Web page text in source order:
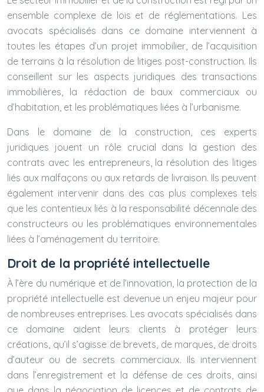
ensemble complexe de lois et de réglementations. Les
avocats spécialisés dans ce domaine interviennent à
toutes les étapes d’un projet immobilier, de l’acquisition
de terrains à la résolution de litiges post-construction. Ils
conseillent sur les aspects juridiques des transactions
immobilières, la rédaction de baux commerciaux ou
d’habitation, et les problématiques liées à l’urbanisme.
Dans le domaine de la construction, ces experts
juridiques jouent un rôle crucial dans la gestion des
contrats avec les entrepreneurs, la résolution des litiges
liés aux malfaçons ou aux retards de livraison. Ils peuvent
également intervenir dans des cas plus complexes tels
que les contentieux liés à la responsabilité décennale des
constructeurs ou les problématiques environnementales
liées à l’aménagement du territoire.
Droit de la propriété intellectuelle
À l’ère du numérique et de l’innovation, la protection de la
propriété intellectuelle est devenue un enjeu majeur pour
de nombreuses entreprises. Les avocats spécialisés dans
ce domaine aident leurs clients à protéger leurs
créations, qu’il s’agisse de brevets, de marques, de droits
d’auteur ou de secrets commerciaux. Ils interviennent
dans l’enregistrement et la défense de ces droits, ainsi